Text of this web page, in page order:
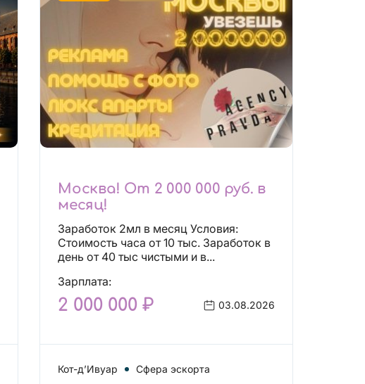
Москва! От 2 000 000 руб. в
месяц!
Заработок 2мл в месяц Условия:
Стоимость часа от 10 тыс. Заработок в
день от 40 тыс чистыми и в...
Зарплата:
2 000 000 ₽ 03.08.2026
Кот-д’Ивуар Сфера эскорта